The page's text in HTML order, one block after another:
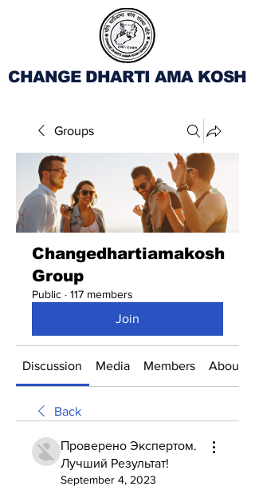
CHANGE DHARTI AMA KOSH
Groups
Changedhartiamakosh
Group
Public · 117 members
Join
Discussion Media Members About
Back
Проверено Экспертом.
Лучший Результат!
September 4, 2023